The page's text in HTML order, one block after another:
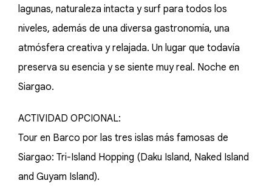
lagunas, naturaleza intacta y surf para todos los
niveles, además de una diversa gastronomía, una
atmósfera creativa y relajada. Un lugar que todavía
preserva su esencia y se siente muy real. Noche en
Siargao.
ACTIVIDAD OPCIONAL:
Tour en Barco por las tres islas más famosas de
Siargao: Tri-Island Hopping (Daku Island, Naked Island
and Guyam Island).